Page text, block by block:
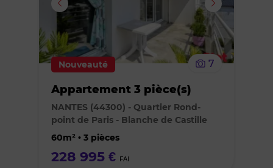
supprimer
le
Nouveauté 7
Appartement 3 pièce(s)
NANTES (44300) - Quartier Rond-
point de Paris - Blanche de Castille
60m² • 3 pièces
228 995 € FAI